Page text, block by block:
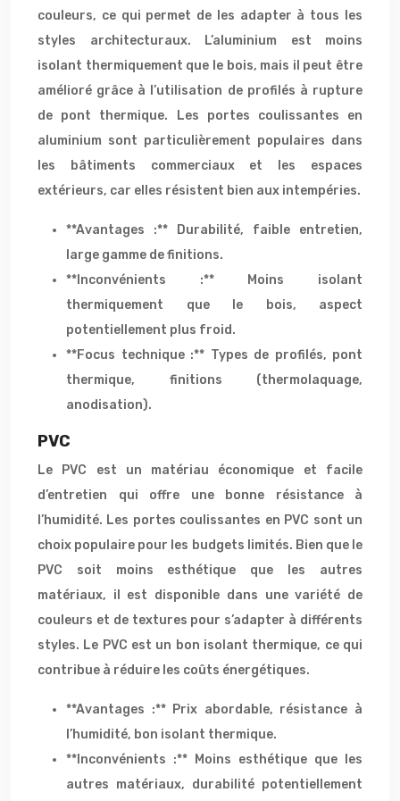
couleurs, ce qui permet de les adapter à tous les
styles architecturaux. L’aluminium est moins
isolant thermiquement que le bois, mais il peut être
amélioré grâce à l’utilisation de profilés à rupture
de pont thermique. Les portes coulissantes en
aluminium sont particulièrement populaires dans
les bâtiments commerciaux et les espaces
extérieurs, car elles résistent bien aux intempéries.
**Avantages :** Durabilité, faible entretien,
large gamme de finitions.
**Inconvénients :** Moins isolant
thermiquement que le bois, aspect
potentiellement plus froid.
**Focus technique :** Types de profilés, pont
thermique, finitions (thermolaquage,
anodisation).
PVC
Le PVC est un matériau économique et facile
d’entretien qui offre une bonne résistance à
l’humidité. Les portes coulissantes en PVC sont un
choix populaire pour les budgets limités. Bien que le
PVC soit moins esthétique que les autres
matériaux, il est disponible dans une variété de
couleurs et de textures pour s’adapter à différents
styles. Le PVC est un bon isolant thermique, ce qui
contribue à réduire les coûts énergétiques.
**Avantages :** Prix abordable, résistance à
l’humidité, bon isolant thermique.
**Inconvénients :** Moins esthétique que les
autres matériaux, durabilité potentiellement